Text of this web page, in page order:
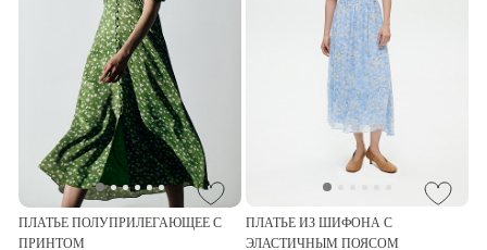
ПЛАТЬЕ ПОЛУПРИЛЕГАЮЩЕЕ С
ПРИНТОМ
ПЛАТЬЕ ИЗ ШИФОНА С
ЭЛАСТИЧНЫМ ПОЯСОМ